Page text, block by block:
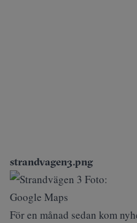
strandvagen3.png
För en månad sedan kom